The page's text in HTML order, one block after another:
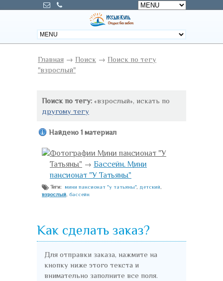
Главная → Поиск → Поиск по тегу
"взрослый"
Поиск по тегу: «взрослый», искать по
другому тегу
Найдено 1 материал
Фотографии Мини пансионат "У
Татьяны" → Бассейн. Мини
пансионат "У Татьяны"
Теги: мини пансионат "у татьяны", детский
взрослый бассейн
Как сделать заказ?
Для отправки заказа, нажмите на
кнопку ниже этого текста и
внимательно заполните все поля.